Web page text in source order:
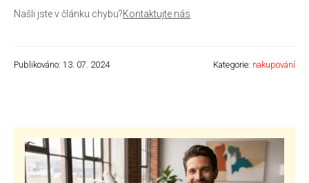
Našli jste v článku chybu?Kontaktujte nás
Publikováno: 13. 07. 2024 Kategorie: nakupování